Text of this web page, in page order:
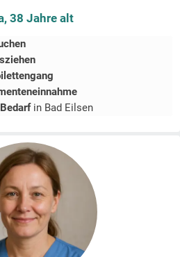
38 Jahre alt
in Bad Eilsen